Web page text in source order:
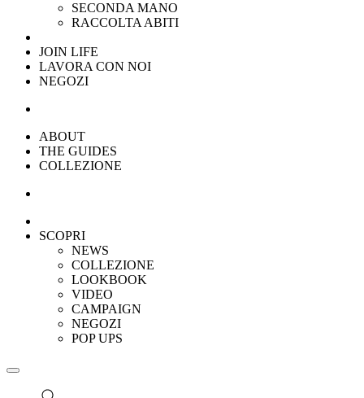
SECONDA MANO
RACCOLTA ABITI
JOIN LIFE
LAVORA CON NOI
NEGOZI
ABOUT
THE GUIDES
COLLEZIONE
SCOPRI
NEWS
COLLEZIONE
LOOKBOOK
VIDEO
CAMPAIGN
NEGOZI
POP UPS